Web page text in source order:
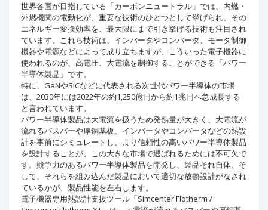
世界各国が目指している「カーボンニュートラル」では、内燃・
外燃機関の電動化が、重要な技術のひとつとして挙げられ、その
エネルギー変換効率を、最大限にまで引き挙げる技術も注目され
ています。これら技術は、インバータやコンバータ、モータ制御
機器や電源などによって成り立ちますが、こういった電子機器に
使われるのが、高電圧、大電流を制御することができる「パワー
半導体製品」です。
特に、GaNやSiCなどに代表される次世代パワー半導体の市場
は、2030年には2022年の約1,250億円から約1兆円へ急成長する
と言われています。
パワー半導体製品は大電流を扱うため発熱量が大きく、大電流が
流れるバスバーや厚銅基板、インバータやコンバータなどの熱設
計を事前にシミュレートし、より信頼性の高いパワー半導体製品
を設計することが、この大きな市場で選ばれるためには不可欠で
す。競争力のあるパワー半導体製品を開発し、製品それ自体、そ
して、それらを組み込んだ製品において適切な放熱設計がなされ
ているかが、製品性能を左右します。
電子機器専用熱設計支援ツール「Simcenter Flotherm /